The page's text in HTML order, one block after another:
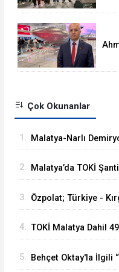
Çok Okunanlar
1. Malatya-Narlı
2. Malatya’da TOKİ
3. Özpolat; Türkiye -
4. TOKİ Malatya Dahil
5. Behçet Oktay'la İlgili